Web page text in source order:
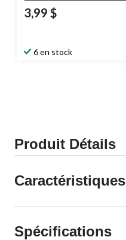
3,99 $
6 en stock
Produit Détails
Caractéristiques
Spécifications